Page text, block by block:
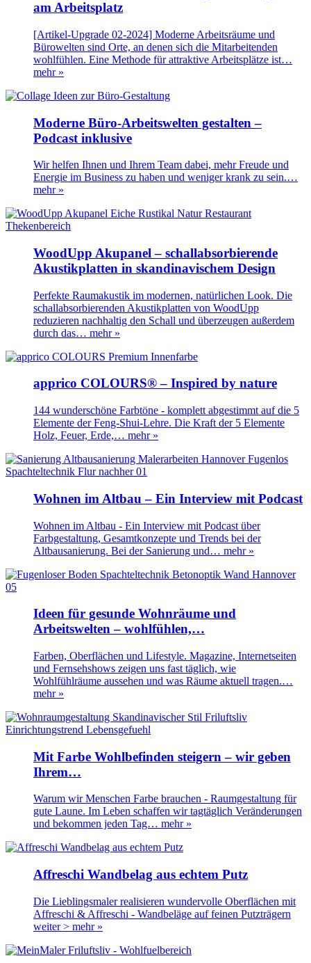
am Arbeitsplatz
[Artikel-Upgrade 02-2024] Moderne Arbeitsräume und
Bürowelten sind Orte, an denen sich die Mitarbeitenden
wohlfühlen. Eine Methode für attraktive Arbeitsplätze ist…
mehr »
Moderne Büro-Arbeitswelten gestalten –
Podcast inklusive
Wir helfen Ihnen und Ihrem Team dabei, mehr Freude und
Energie im Business zu haben und weniger krank zu sein.…
mehr »
WoodUpp Akupanel – schallabsorbierende
Akustikplatten in skandinavischem Design
Perfekte Raumakustik im modernen, natürlichen Look. Die
schallabsorbierenden Akustikplatten von WoodUpp
reduzieren nachhaltig den Schall und überzeugen außerdem
durch das… mehr »
apprico COLOURS® – Inspired by nature
144 wunderschöne Farbtöne - komplett abgestimmt auf die 5
Elemente der Feng-Shui-Lehre. Die Kraft der 5 Elemente
Holz, Feuer, Erde,… mehr »
Wohnen im Altbau – Ein Interview mit Podcast
Wohnen im Altbau - Ein Interview mit Podcast über
Farbgestaltung, Gesamtkonzepte und Trends bei der
Altbausanierung. Bei der Sanierung und… mehr »
Ideen für gesunde Wohnräume und
Arbeitswelten – wohlfühlen,…
Farben, Oberflächen und Lifestyle. Magazine, Internetseiten
und Fernsehshows zeigen uns fast täglich, wie
Wohlfühlräume aussehen und was Räume aktuell tragen.…
mehr »
Mit Farbe Wohlbefinden steigern – wir geben
Ihrem…
Warum wir Menschen Farbe brauchen - Raumgestaltung für
gute Laune. Im Leben schaffen wir tagtäglich Veränderungen
und bekommen jeden Tag… mehr »
Affreschi Wandbelag aus echtem Putz
Die Lieblingsmaler realisieren wundervolle Oberflächen mit
Affreschi & Affreschi - Wandbeläge auf feinen Putzträgern
weiter > mehr »